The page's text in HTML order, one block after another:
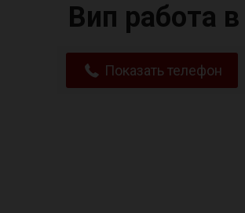
Вип работа
Показать телефон